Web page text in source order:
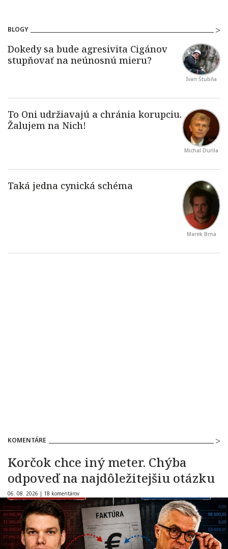
BLOGY
Ivan Štubňa
Michal Durila
Marek Brna
KOMENTÁRE
Korčok chce iný meter. Chýba
odpoveď na najdôležitejšiu otázku
06. 08. 2026 | 18 komentárov